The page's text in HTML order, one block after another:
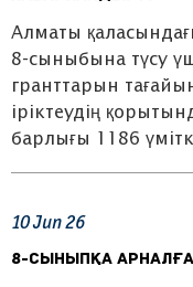
Алматы
8-сыныбына түсу
гранттарын
іріктеудің
барлығы 1186
10Jun26
8-сыныпқа